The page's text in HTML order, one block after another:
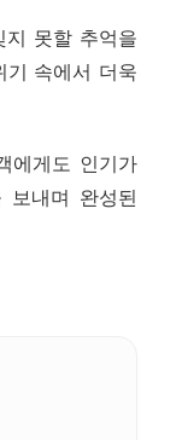
지 못할 추억을
기 속에서 더욱
에게도 인기가
내며 완성된